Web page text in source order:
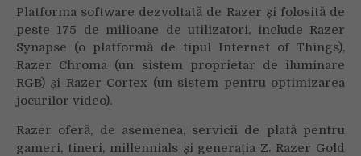
Platforma software dezvoltată de Razer și folosită de
peste 175 de milioane de utilizatori, include Razer
Synapse (o platformă de tipul Internet of Things),
Razer Chroma (un sistem proprietar de iluminare
RGB) și Razer Cortex (un sistem pentru optimizarea
jocurilor video).
Razer oferă, de asemenea, servicii de plată pentru
gameri, tineri, millennials și generația Z. Razer Gold